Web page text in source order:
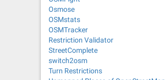
Osmose
OSMstats
OSMTracker
Restriction Validator
StreetComplete
switch2osm
Turn Restrictions